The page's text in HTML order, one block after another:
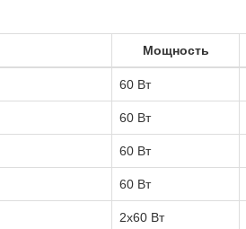
Мощность
60 Вт
60 Вт
60 Вт
60 Вт
2x60 Вт